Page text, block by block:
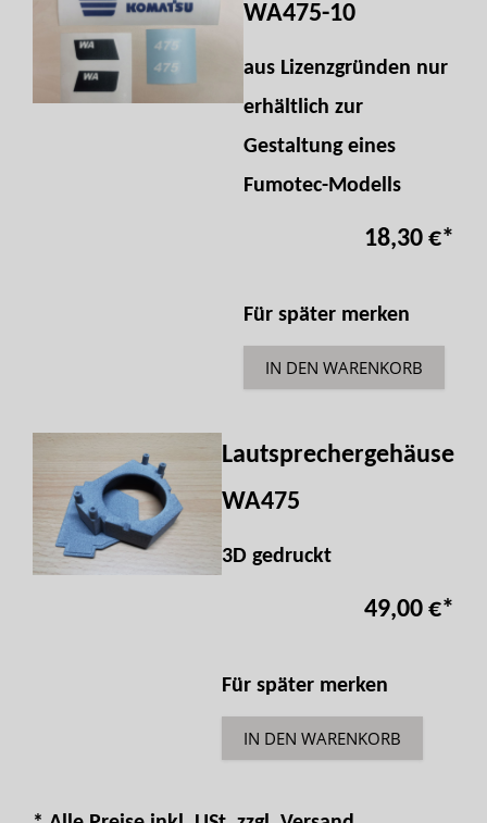
WA475-10
aus Lizenzgründen nur
erhältlich zur
Gestaltung eines
Fumotec-Modells
18,30 €*
Für später merken
IN DEN WARENKORB
Lautsprechergehäuse
WA475
3D gedruckt
49,00 €*
Für später merken
IN DEN WARENKORB